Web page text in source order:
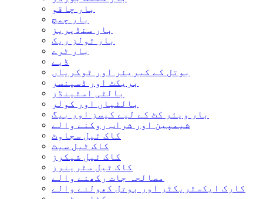
بار چاقو
بار چمچ
بار سنڈیریز
بار ٹولز ریک
بار ٹرے
ڈبے
بوتل کے کیریئر اور ٹوکریاں
بریکٹ اور ڈسپنسر
بالٹی اسٹینڈز
بالٹیاں اور کولر
بار ویئر کٹ کے لیے کیسز اور بیگ
شیمپین اور شراب روکنے والے
کاک ٹیل سجاوٹ
کاک ٹیل سیٹ
کاک ٹیل شیکرز
کاک ٹیل سٹرینرز
مصالحہ جات رکھنے والے
کارک ایکسٹریکٹر اور بوتل کھولنے والے